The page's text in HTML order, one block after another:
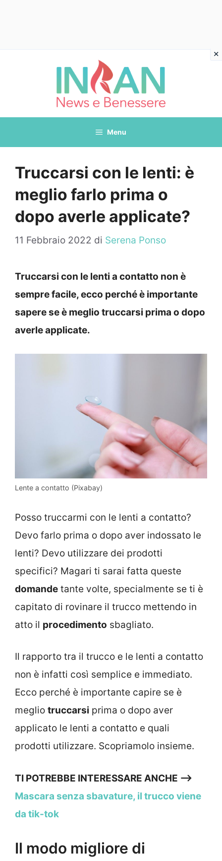
Menu
Truccarsi con le lenti: è
meglio farlo prima o
dopo averle applicate?
11 Febbraio 2022 di Serena Ponso
Truccarsi con le lenti a contatto non è
sempre facile, ecco perché è importante
sapere se è meglio truccarsi prima o dopo
averle applicate.
Lente a contatto (Pixabay)
Posso truccarmi con le lenti a contatto?
Devo farlo prima o dopo aver indossato le
lenti? Devo utilizzare dei prodotti
specifici? Magari ti sarai fatta queste
domande tante volte, specialmente se ti è
capitato di rovinare il trucco mettendo in
atto il procedimento sbagliato.
Il rapporto tra il trucco e le lenti a contatto
non è infatti così semplice e immediato.
Ecco perché è importante capire se è
meglio truccarsi prima o dopo aver
applicato le lenti a contatto e quali
prodotti utilizzare. Scopriamolo insieme.
TI POTREBBE INTERESSARE ANCHE —>
Mascara senza sbavature, il trucco viene
da tik-tok
Il modo migliore di